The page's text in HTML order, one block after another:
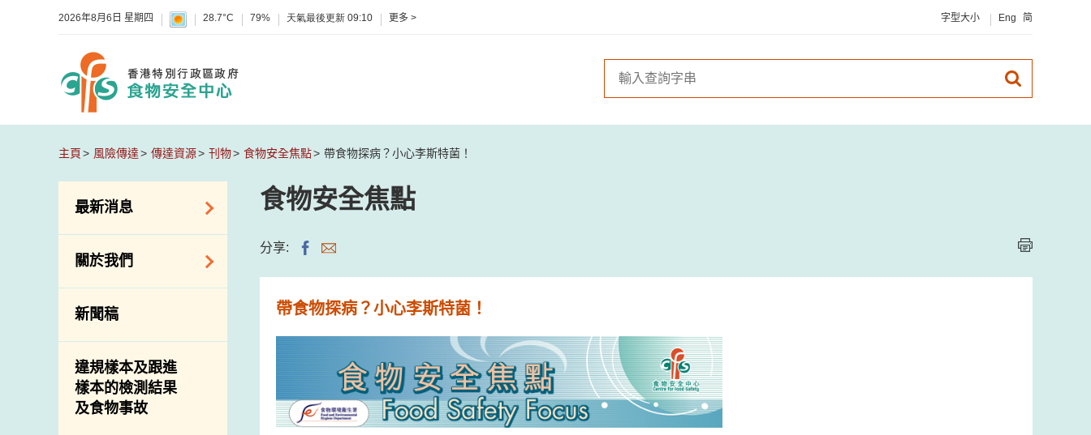
2026年8月6日 星期四 28.7°C 79% 天氣最後更新 09:10 更多 > 字型大小 Eng 简
主頁 風險傳達 傳達資源 刊物 食物安全焦點 帶食物探病？小心李斯特菌！
最新消息
食物警報 / 致敏物
警報
活動
關於我們
組織結構
介紹短片
新聞稿
違規樣本及跟進
樣本的檢測結果
及食物事故
食物安全焦點
分享:
帶食物探病？小心李斯特菌！